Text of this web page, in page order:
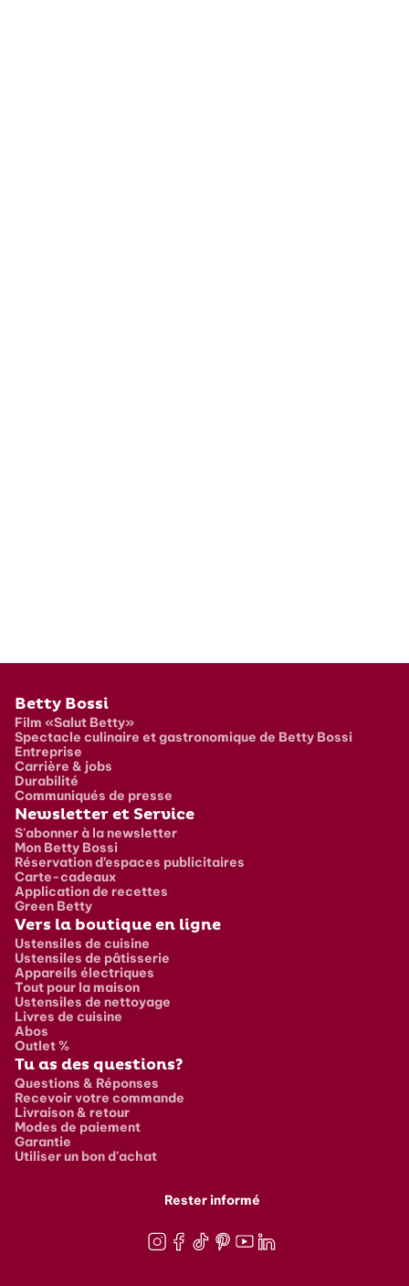
Pied de page
Betty Bossi
Film «Salut Betty»
Spectacle culinaire et gastronomique de Betty Bossi
Entreprise
Carrière & jobs
Durabilité
Communiqués de presse
Newsletter et Service
S'abonner à la newsletter
Mon Betty Bossi
Réservation d’espaces publicitaires
Carte-cadeaux
Application de recettes
Green Betty
Vers la boutique en ligne
Ustensiles de cuisine
Ustensiles de pâtisserie
Appareils électriques
Tout pour la maison
Ustensiles de nettoyage
Livres de cuisine
Abos
Outlet %
Tu as des questions?
Questions & Réponses
Recevoir votre commande
Livraison & retour
Modes de paiement
Garantie
Utiliser un bon d'achat
Rester informé